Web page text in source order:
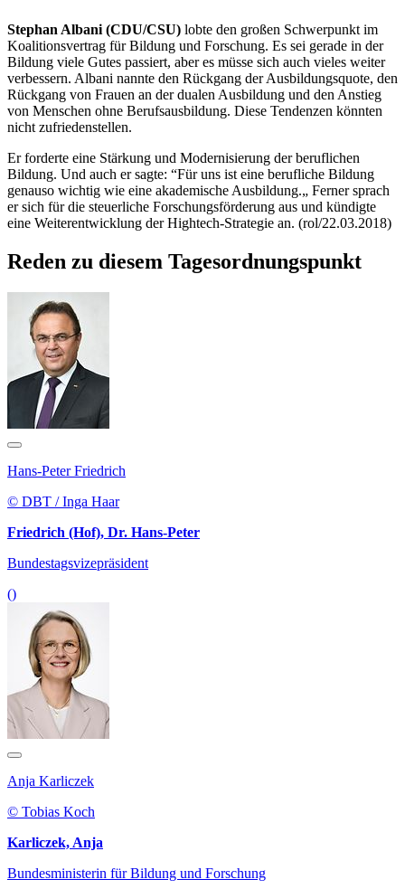
Stephan Albani (CDU/CSU) lobte den großen Schwerpunkt im
Koalitionsvertrag für Bildung und Forschung. Es sei gerade in der
Bildung viele Gutes passiert, aber es müsse sich auch vieles weiter
verbessern. Albani nannte den Rückgang der Ausbildungsquote, den
Rückgang von Frauen an der dualen Ausbildung und den Anstieg
von Menschen ohne Berufsausbildung. Diese Tendenzen könnten
nicht zufriedenstellen.
Er forderte eine Stärkung und Modernisierung der beruflichen
Bildung. Und auch er sagte: “Für uns ist eine berufliche Bildung
genauso wichtig wie eine akademische Ausbildung.„ Ferner sprach
er sich für die steuerliche Forschungsförderung aus und kündigte
eine Weiterentwicklung derHightech-Strategie an. (rol/22.03.2018)
Reden zu diesem Tagesordnungspunkt
Hans-Peter Friedrich
© DBT / Inga Haar
Friedrich (Hof), Dr. Hans-Peter
Bundestagsvizepräsident
()
Anja Karliczek
© Tobias Koch
Karliczek, Anja
Bundesministerin für Bildung und Forschung